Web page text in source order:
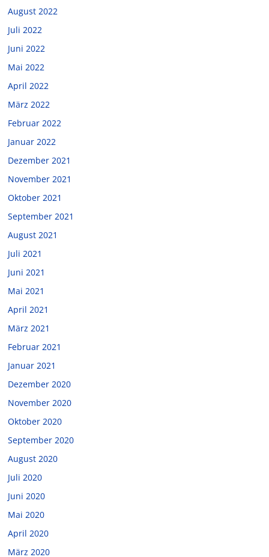
August 2022
Juli 2022
Juni 2022
Mai 2022
April 2022
März 2022
Februar 2022
Januar 2022
Dezember 2021
November 2021
Oktober 2021
September 2021
August 2021
Juli 2021
Juni 2021
Mai 2021
April 2021
März 2021
Februar 2021
Januar 2021
Dezember 2020
November 2020
Oktober 2020
September 2020
August 2020
Juli 2020
Juni 2020
Mai 2020
April 2020
März 2020